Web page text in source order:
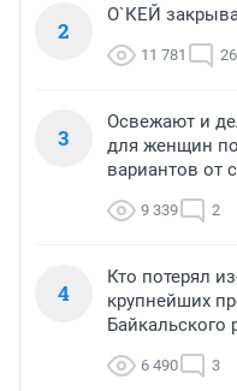
2
О`КЕЙ
11 781 26
3
Освежают и
для женщин
вариантов от
9 339 2
4
Кто потерял
крупнейших
Байкальского
6 490 3